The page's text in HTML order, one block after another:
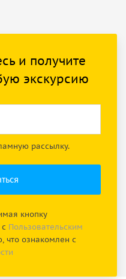
и получите
экскурсию
рассылку.
кнопку
Пользовательским
что ознакомлен с